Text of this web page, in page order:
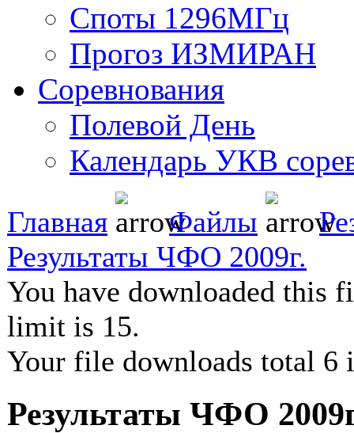
Споты 1296МГц
Прогоз ИЗМИРАН
Соревнования
Полевой День
Календарь УКВ
Главная Файлы
Результаты ЧФО 2009г.
You have downloaded this
limit is 15.
Your file downloads total 6
Результаты ЧФО